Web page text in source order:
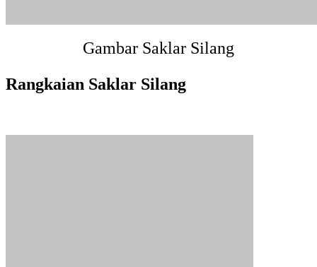
Prinsip / Cara Kerja Saklar Silang
Anda bisa melihat dan mencobakan cara